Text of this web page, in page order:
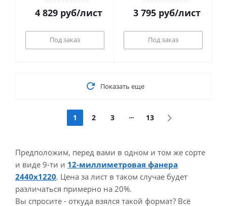
4 829руб/лист
Под заказ
3 795руб/лист
Под заказ
Показать еще
1 2 3 13
Предположим, перед вами в одном и том же сорте
и виде 9-ти и 12-миллиметровая фанера
2440х1220. Цена за лист в таком случае будет
различаться примерно на 20%.
Вы спросите - откуда взялся такой формат? Всё